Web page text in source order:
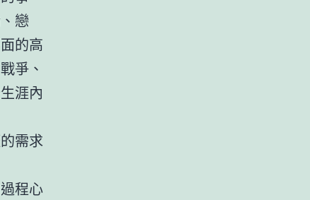
戀
的高
爭、
涯內
需求
程心